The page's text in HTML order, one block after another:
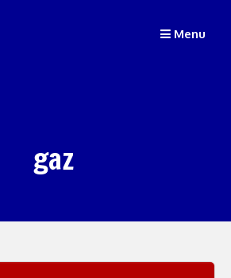
Menu
gaz